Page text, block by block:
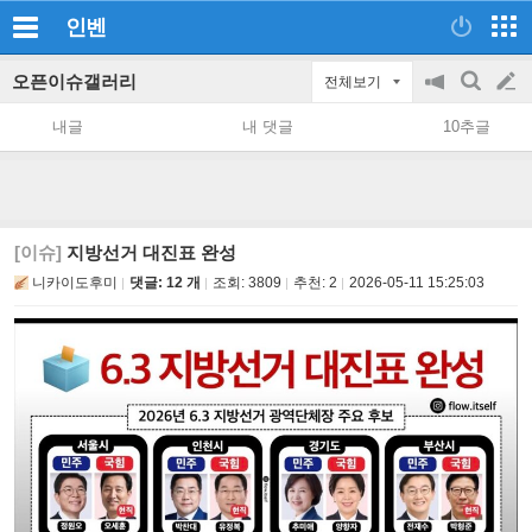
인벤
오픈이슈갤러리 전체보기
공
지
on/off
검
색
글
쓰
내글 내 댓글 10추글
[이슈] 지방선거 대진표 완성
니카이도후미 댓글: 12 개 조회: 3809 추천: 2 2026-05-11 15:25:03